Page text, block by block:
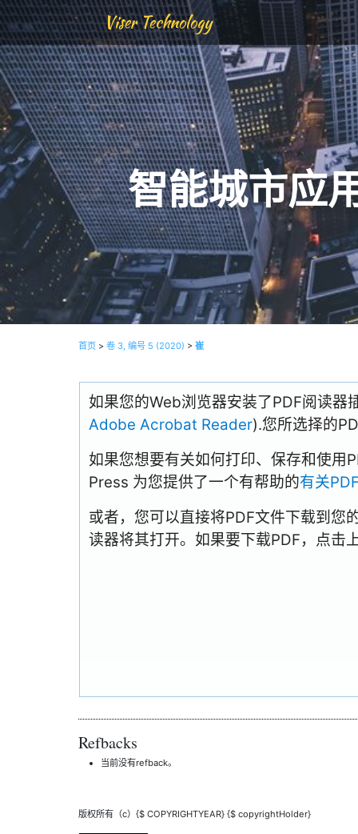
Viser Technology
智能城市应
首页 > 卷 3, 编号 5 (2020) > 崔
如果您的Web浏览器安装了PDF阅读器
Adobe Acrobat Reader).您所选择的
如果您想要有关如何打印、保存和使用
Press 为您提供了一个有帮助的有关
或者，您可以直接将PDF文件下载到您
读器将其打开。如果要下载PDF，点击
Refbacks
当前没有refback。
版权所有（c）{$ COPYRIGHTYEAR} {$ copyrightHolder}